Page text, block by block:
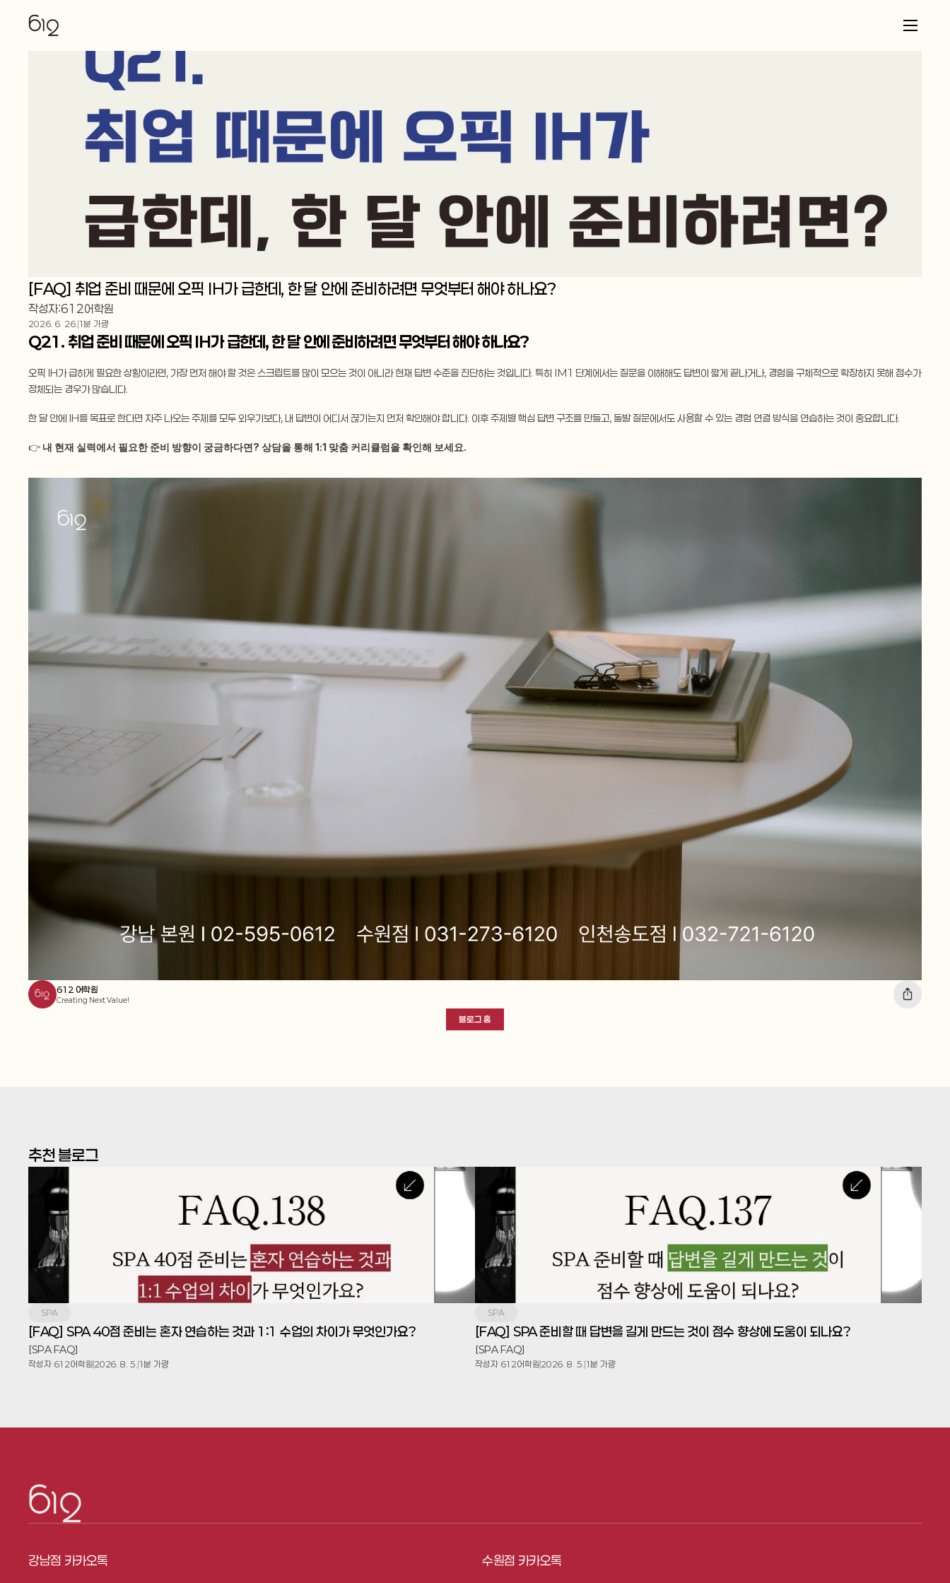
[FAQ] 취업 준비 때문에 오픽 IH가 급한데, 한 달 안에 준비하려면 무엇부터 해야 하나요?
작성자:612어학원
2026. 6. 26. 1분 가량
Q21. 취업 준비 때문에 오픽 IH가 급한데, 한 달 안에 준비하려면 무엇부터 해야 하나요?
오픽 IH가 급하게 필요한 상황이라면, 가장 먼저 해야 할 것은 스크립트를 많이 모으는 것이 아니라 현재 답변 수준을 진단하는 것입니다. 특히 IM1 단계에서는 질문을 이해해도 답변이 짧게 끝나거나, 경험을 구체적으로 확장하지 못해 점수가
정체되는 경우가 많습니다.
한 달 안에 IH를 목표로 한다면 자주 나오는 주제를 모두 외우기보다, 내 답변이 어디서 끊기는지 먼저 확인해야 합니다. 이후 주제별 핵심 답변 구조를 만들고, 돌발 질문에서도 사용할 수 있는 경험 연결 방식을 연습하는 것이 중요합니다.
👉 내 현재 실력에서 필요한 준비 방향이 궁금하다면? 상담을 통해 1:1 맞춤 커리큘럼을 확인해 보세요.
612 어학원
Creating Next Value!
블로그 홈
추천 블로그
SPA
[FAQ] SPA 40점 준비는 혼자 연습하는 것과 1:1 수업의 차이가 무엇인가요?
[SPA FAQ]
작성자:612어학원 2026. 8. 5. 1분 가량
SPA
[FAQ] SPA 준비할 때 답변을 길게 만드는 것이 점수 향상에 도움이 되나요?
[SPA FAQ]
작성자:612어학원 2026. 8. 5. 1분 가량
강남점 카카오톡 수원점 카카오톡